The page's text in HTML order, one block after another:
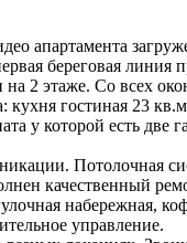
апартамента
береговая линия
2 этаже. Со всех
кухня гостиная 23
у которой есть две
Потолочная
качественный
набережная,
управление.